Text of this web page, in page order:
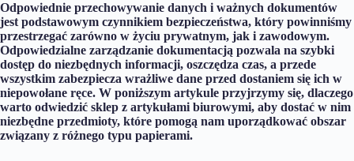
Odpowiednie przechowywanie danych i ważnych dokumentów
jest podstawowym czynnikiem bezpieczeństwa, który powinniśmy
przestrzegać zarówno w życiu prywatnym, jak i zawodowym.
Odpowiedzialne zarządzanie dokumentacją pozwala na szybki
dostęp do niezbędnych informacji, oszczędza czas, a przede
wszystkim zabezpiecza wrażliwe dane przed dostaniem się ich w
niepowołane ręce. W poniższym artykule przyjrzymy się, dlaczego
warto odwiedzić sklep z artykułami biurowymi, aby dostać w nim
niezbędne przedmioty, które pomogą nam uporządkować obszar
związany z różnego typu papierami.